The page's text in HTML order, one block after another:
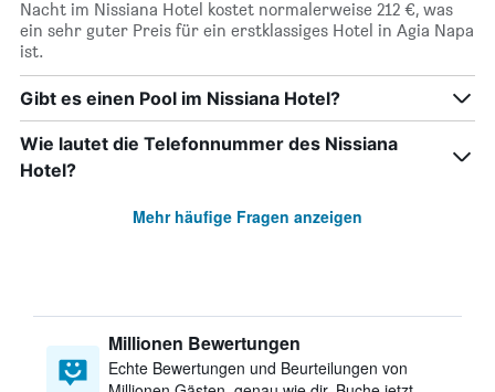
Nacht im Nissiana Hotel kostet normalerweise 212 €, was
ein sehr guter Preis für ein erstklassiges Hotel in Agia Napa
ist.
Gibt es einen Pool im Nissiana Hotel?
Wie lautet die Telefonnummer des Nissiana
Hotel?
Mehr häufige Fragen anzeigen
Millionen Bewertungen
Echte Bewertungen und Beurteilungen von